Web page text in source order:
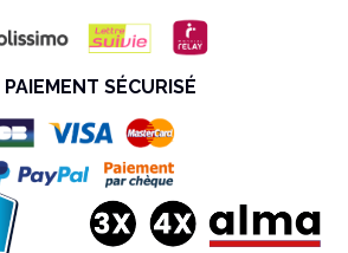
PAIEMENT SÉCURISÉ